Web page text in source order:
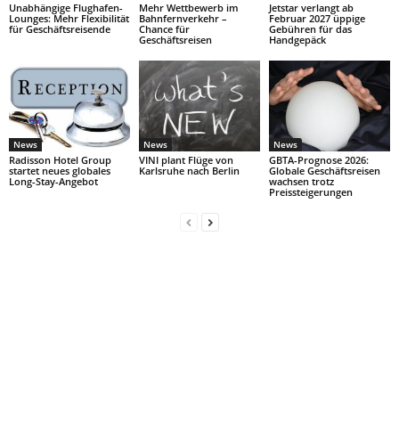
Unabhängige Flughafen-
Lounges: Mehr Flexibilität
für Geschäftsreisende
Mehr Wettbewerb im
Bahnfernverkehr –
Chance für
Geschäftsreisen
Jetstar verlangt ab
Februar 2027 üppige
Gebühren für das
Handgepäck
News
Radisson Hotel Group
startet neues globales
Long-Stay-Angebot
News
VINI plant Flüge von
Karlsruhe nach Berlin
News
GBTA-Prognose 2026:
Globale Geschäftsreisen
wachsen trotz
Preissteigerungen